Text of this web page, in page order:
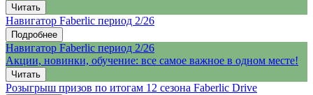
Читать
Навигатор Faberlic период 2/26
Подробнее
Навигатор Faberlic период 2/26
Акции, новинки, обучение: все самое важное в одном месте!
Читать
Розыгрыш призов по итогам 12 сезона Faberlic Drive